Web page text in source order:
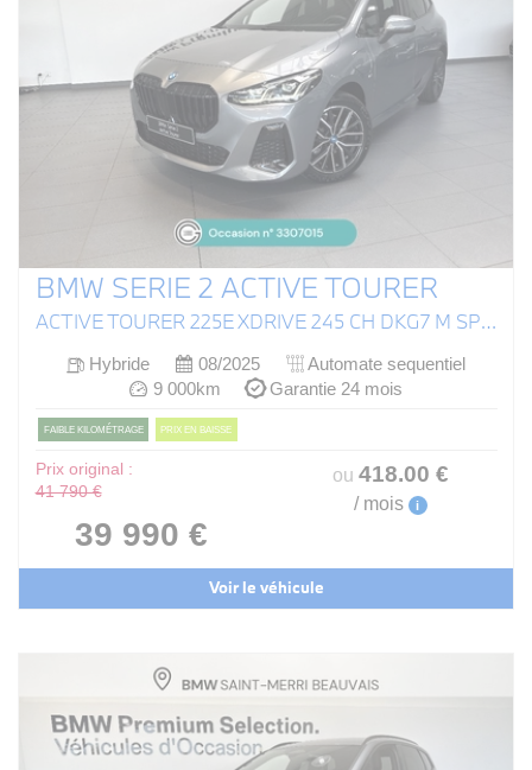
BMW SERIE 2 ACTIVE TOURER
ACTIVE TOURER 225E XDRIVE 245 CH DKG7 M SPORT
Hybride 08/2025
Automate sequentiel
9 000km
Garantie 24 mois
FAIBLE KILOMÉTRAGE PRIX EN BAISSE
Prix original :
41 790 €
39 990 €
ou 418.00 €
/ mois i
Voir le véhicule